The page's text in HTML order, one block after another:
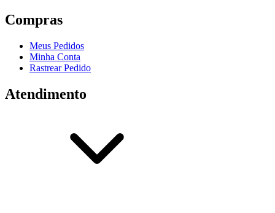
Compras
Meus Pedidos
Minha Conta
Rastrear Pedido
Atendimento